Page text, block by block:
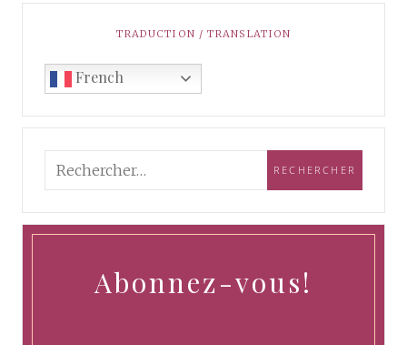
TRADUCTION / TRANSLATION
French
Abonnez-vous!